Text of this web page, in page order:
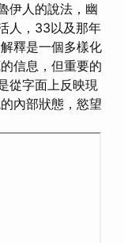
伊人的說法，幽
人，33以及那年
釋是一個多樣化
信息，但重要的
從字面上反映現
內部狀態，慾望